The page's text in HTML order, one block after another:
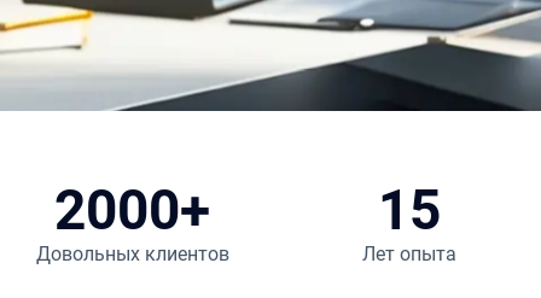
2000+
Довольных клиентов
15
Лет опыта